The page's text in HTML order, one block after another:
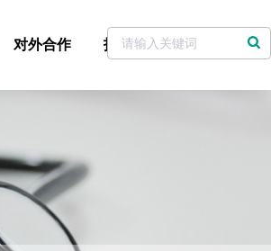
对外合作 招标采购 党委书记信箱